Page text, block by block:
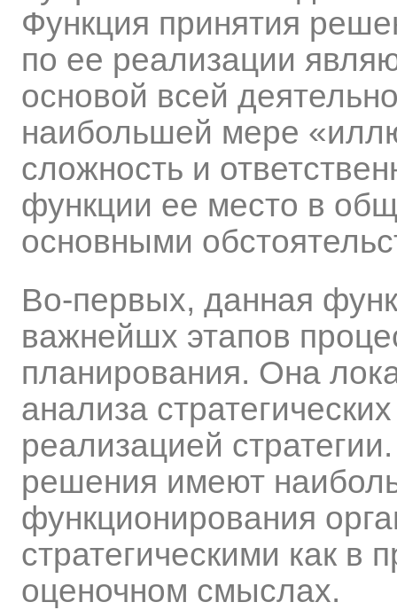
Функция принятия
по ее реализации
основой всей
наибольшей мере
сложность и
функции ее место в
основными
Во-первых, данная
важнейшх этапов
планирования. Она
анализа
реализацией
решения имеют
функционирования
стратегическими как в
оценочном смыслах.